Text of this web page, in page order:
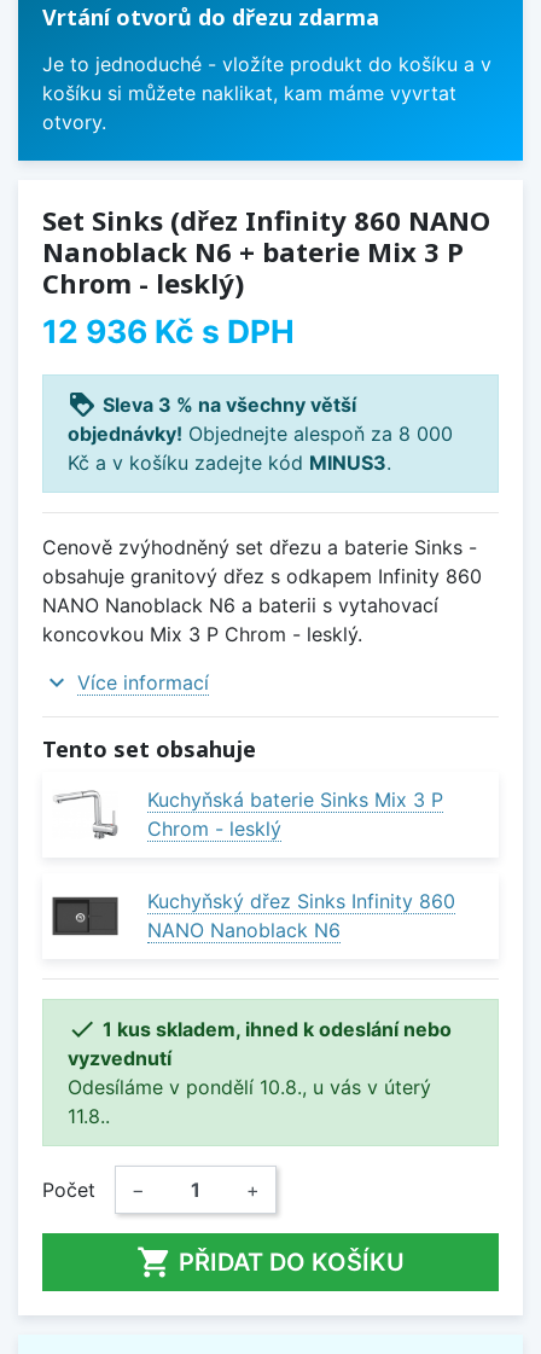
Vrtání otvorů do dřezu zdarma
Je to jednoduché - vložíte produkt do košíku a v
košíku si můžete naklikat, kam máme vyvrtat
otvory.
Set Sinks (dřez Infinity 860 NANO
Nanoblack N6 + baterie Mix 3 P
Chrom - lesklý)
12 936 Kč s DPH
loyalty Sleva 3 % na všechny větší
objednávky! Objednejte alespoň za 8 000
Kč a v košíku zadejte kód MINUS3.
Cenově zvýhodněný set dřezu a baterie Sinks -
obsahuje granitový dřez s odkapem Infinity 860
NANO Nanoblack N6 a baterii s vytahovací
koncovkou Mix 3 P Chrom - lesklý.
expand_more Více informací
Tento set obsahuje
Kuchyňská baterie Sinks Mix 3 P
Chrom - lesklý
Kuchyňský dřez Sinks Infinity 860
NANO Nanoblack N6
 1 kus skladem, ihned k odeslání nebo
vyzvednutí
Odesíláme v pondělí 10.8., u vás v úterý
11.8..
Počet − +
 PŘIDAT DO KOŠÍKU